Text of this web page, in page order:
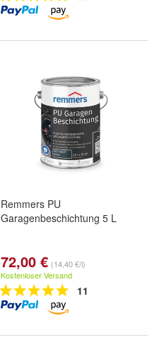
Remmers PU
Garagenbeschichtung 5 L
72,00 € (14,40 €/l)
Kostenloser Versand
11